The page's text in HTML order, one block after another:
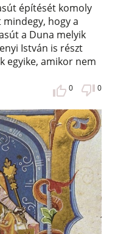
építését komoly
hogy a
a Duna melyik
István is részt
egyike, amikor nem
0 0